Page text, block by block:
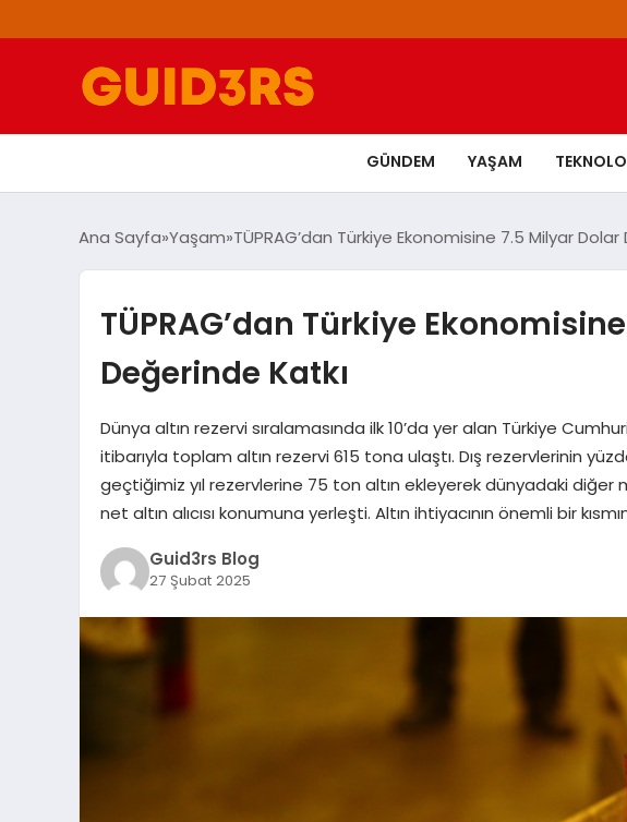
GÜNDEM YAŞAM
Ana Sayfa Yaşam TÜPRAG’dan Türkiye Ekonomisine 7.5 Milyar
TÜPRAG’dan Türkiye
Değerinde Katkı
Dünya altın rezervi sıralamasında ilk 10’da yer alan Türkiye
itibarıyla toplam altın rezervi 615 tona ulaştı. Dış rezervlerinin
geçtiğimiz yıl rezervlerine 75 ton altın ekleyerek dünyadaki diğer
net altın alıcısı konumuna yerleşti. Altın ihtiyacının önemli bir
Guid3rs Blog
27 Şubat 2025